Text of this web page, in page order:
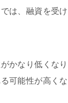
は、融資を受け
かなり低くなり
可能性が高くな